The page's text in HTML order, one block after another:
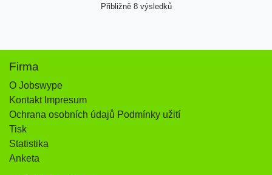
Přibližně 8 výsledků
Firma
O Jobswype
Kontakt Impresum
Ochrana osobních údajů Podmínky užití
Tisk
Statistika
Anketa